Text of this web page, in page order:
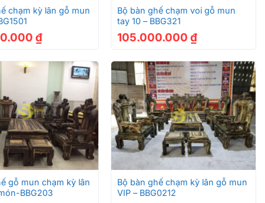
chạm kỳ lân gỗ mun
₫
Bộ bàn ghế chạm voi gỗ mun
tay 10 – BBG321
105.000.000 ₫
gỗ mun chạm kỳ lân
BBG203
Bộ bàn ghế chạm kỳ lân gỗ mun
VIP – BBG0212